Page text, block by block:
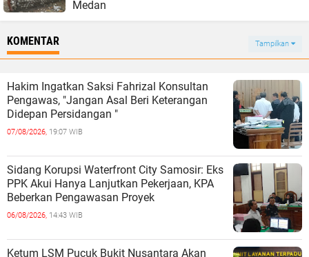
Medan
KOMENTAR Tampilkan
Hakim Ingatkan Saksi Fahrizal Konsultan
Pengawas, "Jangan Asal Beri Keterangan
Didepan Persidangan "
07/08/2026, 19:07 WIB
Sidang Korupsi Waterfront City Samosir: Eks
PPK Akui Hanya Lanjutkan Pekerjaan, KPA
Beberkan Pengawasan Proyek
06/08/2026, 14:43 WIB
Ketum LSM Pucuk Bukit Nusantara Akan